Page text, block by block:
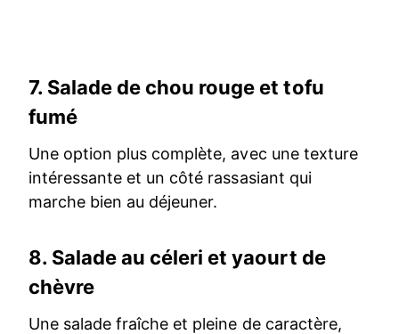
7. Salade de chou rouge et tofu
fumé
Une option plus complète, avec une texture
intéressante et un côté rassasiant qui
marche bien au déjeuner.
8. Salade au céleri et yaourt de
chèvre
Une salade fraîche et pleine de caractère,